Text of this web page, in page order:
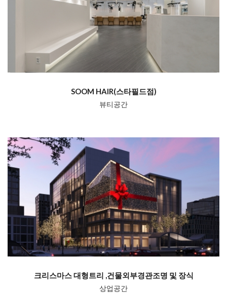
SOOM HAIR(스타필드점)
뷰티공간
크리스마스 대형트리 ,건물외부경관조명 및 장식
상업공간